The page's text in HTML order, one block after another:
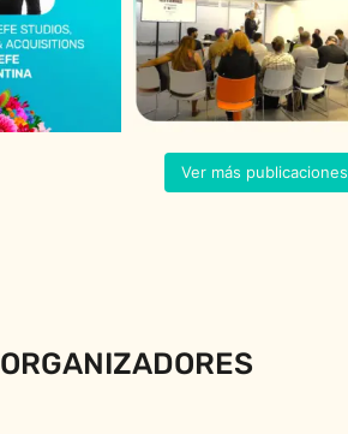
Ver más publicaciones
ORGANIZADORES